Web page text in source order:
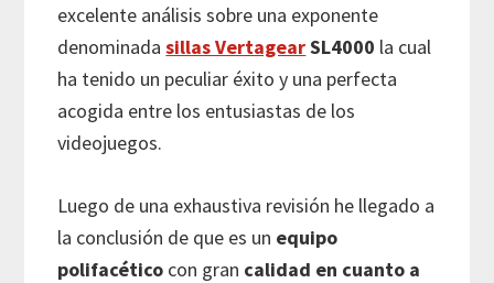
excelente análisis sobre una exponente
denominadasillas VertagearSL4000 la cual
ha tenido un peculiar éxito y una perfecta
acogida entre los entusiastas de los
videojuegos.
Luego de una exhaustiva revisión he llegado a
la conclusión de que es un equipo
polifacético con gran calidad en cuanto a